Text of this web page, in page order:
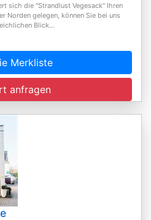
sich die "Strandlust Vegesack" Ihren
Norden gelegen, können Sie bei uns
Blick...
Merkliste
anfragen